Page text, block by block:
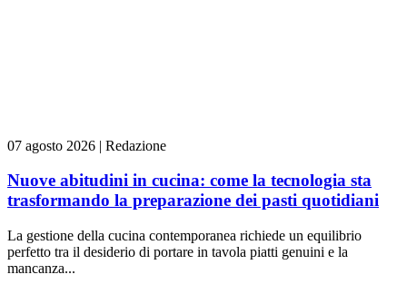
07 agosto 2026 | Redazione
Nuove abitudini in cucina: come la tecnologia sta
trasformando la preparazione dei pasti quotidiani
La gestione della cucina contemporanea richiede un equilibrio
perfetto tra il desiderio di portare in tavola piatti genuini e la
mancanza...